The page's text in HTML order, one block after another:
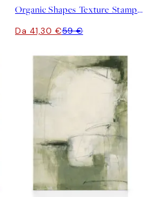
Organic Shapes Texture Stampa su Tela
Da 41,30 €59 €